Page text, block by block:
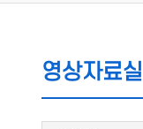
영상자료실